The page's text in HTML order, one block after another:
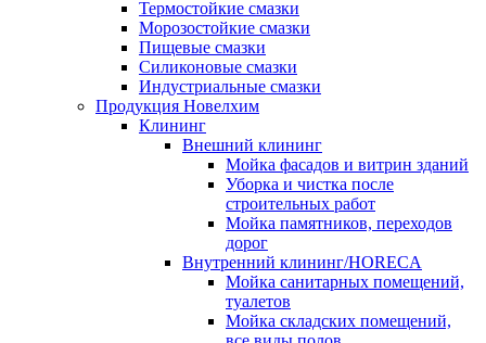
Термостойкие смазки
Морозостойкие смазки
Пищевые смазки
Силиконовые смазки
Индустриальные смазки
Продукция Новелхим
Клининг
Внешний клининг
Мойка фасадов и витрин зданий
Уборка и чистка после
строительных работ
Мойка памятников, переходов
дорог
Внутренний клининг/HORECA
Мойка санитарных помещений,
туалетов
Мойка складских помещений,